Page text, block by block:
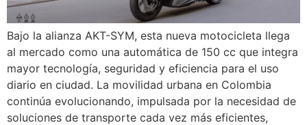
Bajo la alianza AKT-SYM, esta nueva motocicleta llega
al mercado como una automática de 150 cc que integra
mayor tecnología, seguridad y eficiencia para el uso
diario en ciudad. La movilidad urbana en Colombia
continúa evolucionando, impulsada por la necesidad de
soluciones de transporte cada vez más eficientes,